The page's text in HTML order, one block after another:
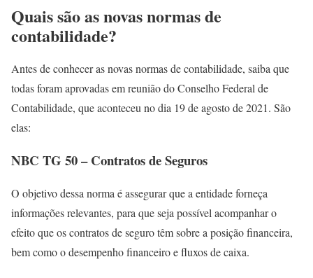
Quais são as novas normas de
contabilidade?
Antes de conhecer as novas normas de contabilidade, saiba que
todas foram aprovadas em reunião do Conselho Federal de
Contabilidade, que aconteceu no dia 19 de agosto de 2021. São
elas:
NBC TG 50 – Contratos de Seguros
O objetivo dessa norma é assegurar que a entidade forneça
informações relevantes, para que seja possível acompanhar o
efeito que os contratos de seguro têm sobre a posição financeira,
bem como o desempenho financeiro e fluxos de caixa.